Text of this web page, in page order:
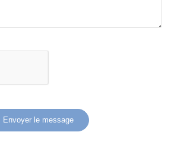
Envoyer le message